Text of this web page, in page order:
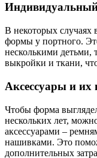
В некоторых случаях
формы у портного.
несколькими детьми,
выкройки и ткани,
Аксессуары и
Чтобы форма
нескольких лет,
аксессуарами –
нашивками. Это
дополнительных